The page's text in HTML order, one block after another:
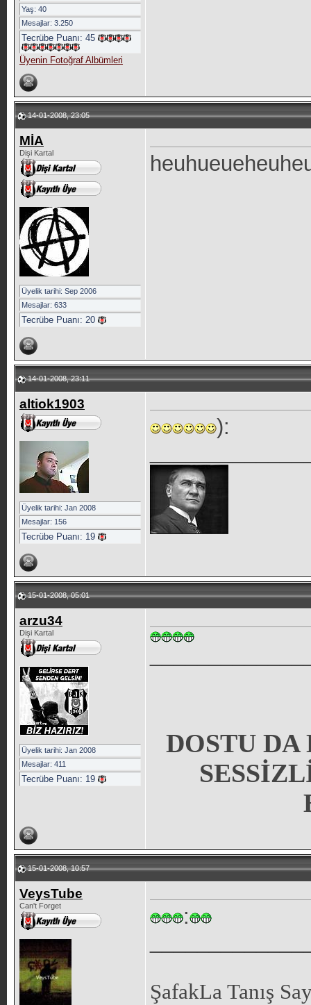
Yaş: 40
Mesajlar: 3.250
Tecrübe Puanı: 45
Üyenin Fotoğraf Albümleri
14-01-2008, 23:05
MİA
Dişi Kartal
Üyelik tarihi: Sep 2006
Mesajlar: 633
Tecrübe Puanı: 20
14-01-2008, 23:11
altiok1903
Üyelik tarihi: Jan 2008
Mesajlar: 156
Tecrübe Puanı: 19
):
15-01-2008, 05:01
arzu34
Dişi Kartal
Üyelik tarihi: Jan 2008
Mesajlar: 411
Tecrübe Puanı: 19
DOSTU
15-01-2008, 10:57
VeysTube
Can't Forget
:
ŞafakLa Tanış